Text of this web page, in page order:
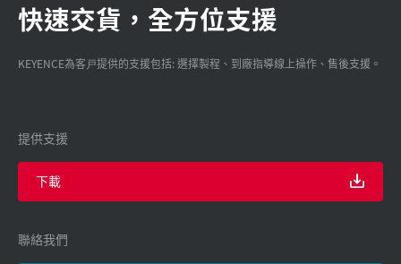
快速交貨，全方位支援
KEYENCE為客戸提供的支援包括: 選擇製程、到廠指導線上操作、售後支援。
提供支援
下載
聯絡我們